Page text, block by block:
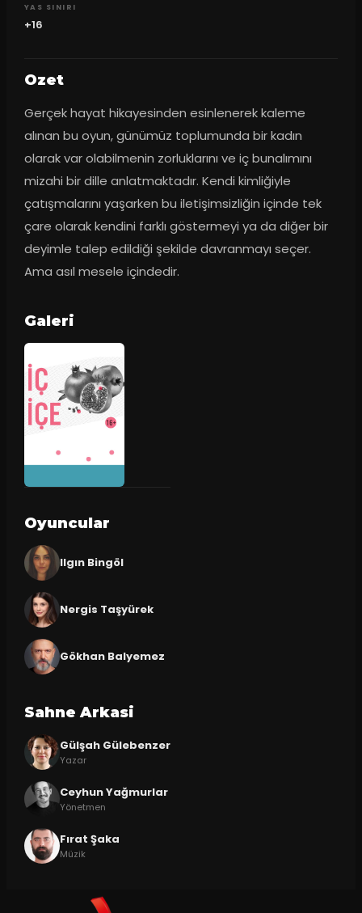
YAS SINIRI
+16
Ozet
Gerçek hayat hikayesinden esinlenerek kaleme
alınan bu oyun, günümüz toplumunda bir kadın
olarak var olabilmenin zorluklarını ve iç bunalımını
mizahi bir dille anlatmaktadır. Kendi kimliğiyle
çatışmalarını yaşarken bu iletişimsizliğin içinde tek
çare olarak kendini farklı göstermeyi ya da diğer bir
deyimle talep edildiği şekilde davranmayı seçer.
Ama asıl mesele içindedir.
Galeri
Oyuncular
Ilgın Bingöl
Nergis Taşyürek
Gökhan Balyemez
Sahne Arkasi
Gülşah Gülebenzer
Yazar
Ceyhun Yağmurlar
Yönetmen
Fırat Şaka
Müzik